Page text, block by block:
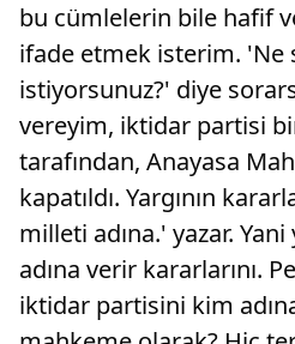
bu cümlelerin bile hafif
ifade etmek isterim. 'Ne
istiyorsunuz?' diye
vereyim, iktidar partisi
tarafından, Anayasa
kapatıldı. Yargının
milleti adına.' yazar.
adına verir kararlarını.
iktidar partisini kim